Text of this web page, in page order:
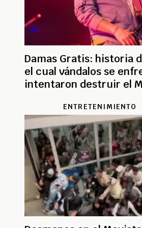
Damas Gratis: historia
el cual vándalos se
intentaron destruir el
ENTRETENIMIENTO